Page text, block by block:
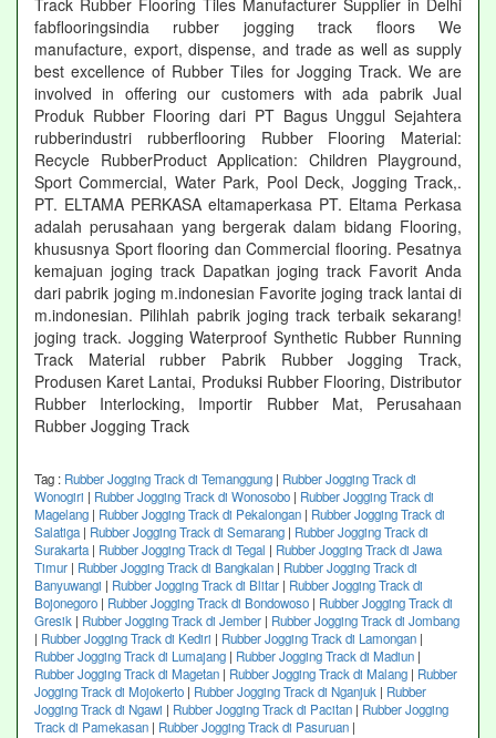
Track Rubber Flooring Tiles Manufacturer Supplier in Delhi
fabflooringsindia rubber jogging track floors We
manufacture, export, dispense, and trade as well as supply
best excellence of Rubber Tiles for Jogging Track. We are
involved in offering our customers with ada pabrik Jual
Produk Rubber Flooring dari PT Bagus Unggul Sejahtera
rubberindustri rubberflooring Rubber Flooring Material:
Recycle RubberProduct Application: Children Playground,
Sport Commercial, Water Park, Pool Deck, Jogging Track,.
PT. ELTAMA PERKASA eltamaperkasa PT. Eltama Perkasa
adalah perusahaan yang bergerak dalam bidang Flooring,
khususnya Sport flooring dan Commercial flooring. Pesatnya
kemajuan joging track Dapatkan joging track Favorit Anda
dari pabrik joging m.indonesian Favorite joging track lantai di
m.indonesian. Pilihlah pabrik joging track terbaik sekarang!
joging track. Jogging Waterproof Synthetic Rubber Running
Track Material rubber Pabrik Rubber Jogging Track,
Produsen Karet Lantai, Produksi Rubber Flooring, Distributor
Rubber Interlocking, Importir Rubber Mat, Perusahaan
Rubber Jogging Track
Tag : Rubber Jogging Track di Temanggung | Rubber Jogging Track di
Wonogiri | Rubber Jogging Track di Wonosobo | Rubber Jogging Track di
Magelang | Rubber Jogging Track di Pekalongan | Rubber Jogging Track di
Salatiga| Rubber Jogging Track di Semarang | Rubber Jogging Track di
Surakarta| Rubber Jogging Track di Tegal | Rubber Jogging Track di Jawa
Timur | Rubber Jogging Track di Bangkalan | Rubber Jogging Track di
Banyuwangi | Rubber Jogging Track di Blitar | Rubber Jogging Track di
Bojonegoro | Rubber Jogging Track di Bondowoso | Rubber Jogging Track di
Gresik | Rubber Jogging Track di Jember | Rubber Jogging Track di Jombang
| Rubber Jogging Track di Kediri | Rubber Jogging Track di Lamongan |
Rubber Jogging Track di Lumajang | Rubber Jogging Track di Madiun |
Rubber Jogging Track di Magetan | Rubber Jogging Track di Malang | Rubber
Jogging Track di Mojokerto | Rubber Jogging Track di Nganjuk | Rubber
Jogging Track di Ngawi | Rubber Jogging Track di Pacitan | Rubber Jogging
Track di Pamekasan | Rubber Jogging Track di Pasuruan |